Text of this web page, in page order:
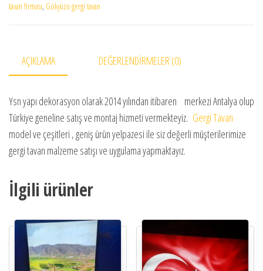
tavan firması, Gökyüzü gergi tavan
AÇIKLAMA DEĞERLENDIRMELER (0)
Ysn yapı dekorasyon olarak 2014 yılından itibaren merkezi Antalya olup
Türkiye geneline satış ve montaj hizmeti vermekteyiz. Gergi Tavan
model ve çeşitleri , geniş ürün yelpazesi ile siz değerli müşterilerimize
gergi tavan malzeme satışı ve uygulama yapmaktayız.
İlgili ürünler